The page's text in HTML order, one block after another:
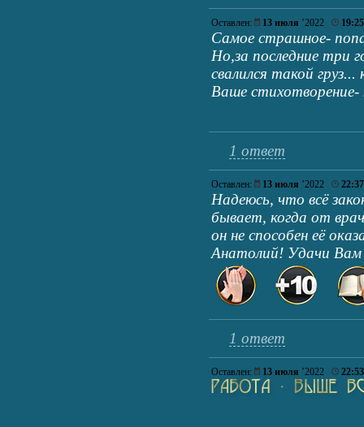
Оставлен: 13 июля ’2022 19:25
Самое страшное-
Но,за последние три
свалился такой
Ваше
1 ответ
Оставлен: 13 июля ’2022 22:37
Надеюсь, что всё
бывает, когда от
он не способен её
Анатолий! Удачи Вам
1 ответ
Оставлен: 13 июля ’2022 22:53